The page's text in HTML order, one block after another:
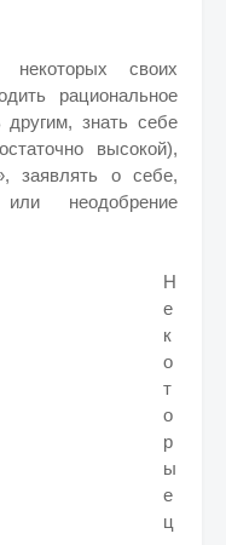
своих
рациональное
другим, знать себе
высокой),
заявлять о себе,
неодобрение
Н
е
к
о
т
о
р
ы
е
ц